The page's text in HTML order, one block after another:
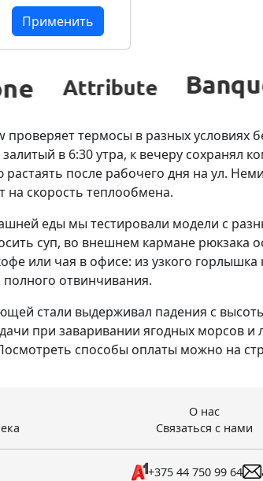
Применить
проверяет термосы в разных
в 6:30 утра, к вечеру сохранял
после рабочего дня на ул.
на скорость теплообмена.
еды мы тестировали модели с
суп, во внешнем кармане рюкзака
или чая в офисе: из узкого
отвинчивания.
стали выдерживал падения с
при заваривании ягодных морсов
способы оплаты можно на
О нас
Связаться с нами
+375 44 750 99 64